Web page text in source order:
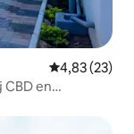
Gemiddelde
4,83 (23)
en